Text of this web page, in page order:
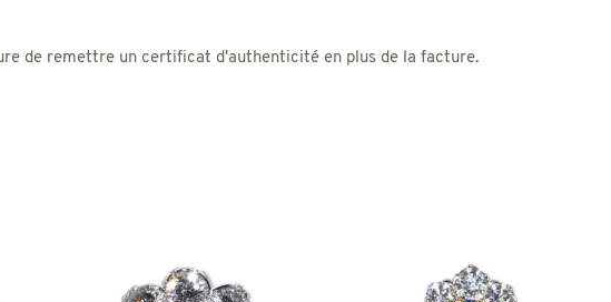
de remettre un certificat d'authenticité en plus de la facture.